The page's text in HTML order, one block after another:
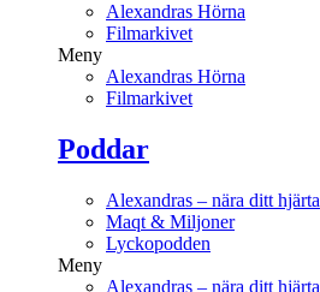
Alexandras Hörna
Filmarkivet
Meny
Alexandras Hörna
Filmarkivet
Poddar
Alexandras – nära ditt hjärta
Maqt & Miljoner
Lyckopodden
Meny
Alexandras – nära ditt hjärta